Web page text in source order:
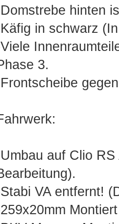
hinten
in schwarz
3.
auf Clio
VA entfernt!